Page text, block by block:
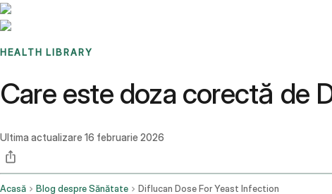
HEALTH LIBRARY
Care este doza corectă de
Ultima actualizare 16 februarie 2026
Acasă Blog despre Sănătate Diflucan Dose For Yeast Infection